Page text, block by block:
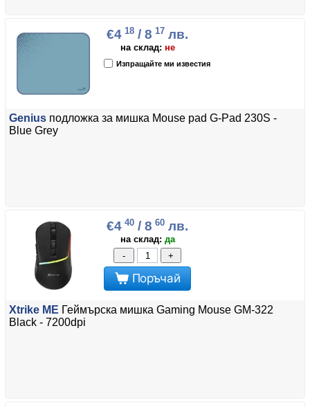
€4 18 / 8 17 лв.
на склад: не
Изпращайте ми известия
Genius подложка за мишка Mouse pad G-Pad 230S -
Blue Grey
€4 40 / 8 60 лв.
на склад: да
-
+
Поръчай
Xtrike ME Геймърска мишка Gaming Mouse GM-322
Black - 7200dpi